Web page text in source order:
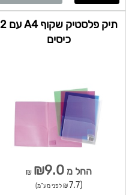
תיק פלסטיק שקוף A4 עם 2
כיסים
החל מ ₪9.0
₪
(7.7 ₪ לפני מע"מ)